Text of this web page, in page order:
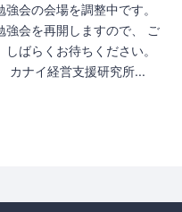
会の会場を調整中です。
強会を再開しますので、 ご
ばらくお待ちください。
カナイ経営支援研究所...